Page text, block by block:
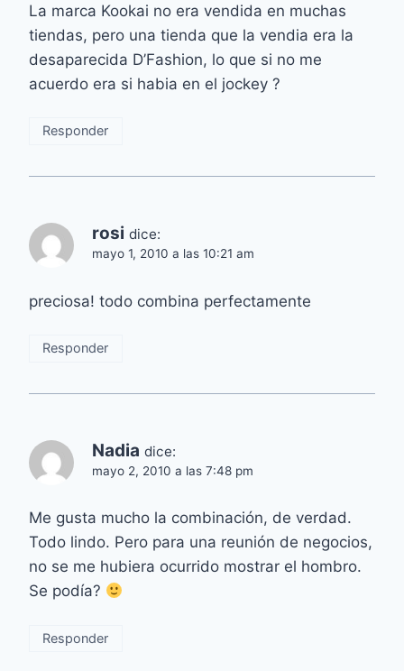
La marca Kookai no era vendida en muchas
tiendas, pero una tienda que la vendia era la
desaparecida D’Fashion, lo que si no me
acuerdo era si habia en el jockey ?
Responder
rosi dice:
mayo 1, 2010 a las 10:21 am
preciosa! todo combina perfectamente
Responder
Nadia dice:
mayo 2, 2010 a las 7:48 pm
Me gusta mucho la combinación, de verdad.
Todo lindo. Pero para una reunión de negocios,
no se me hubiera ocurrido mostrar el hombro.
Se podía?
Responder